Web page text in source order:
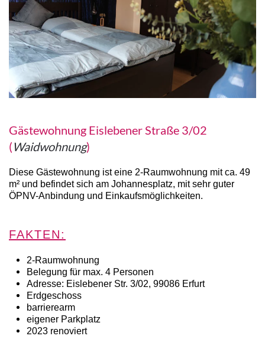
Gästewohnung Eislebener Straße 3/02
(Waidwohnung)
Diese Gästewohnung ist eine 2-Raumwohnung mit ca. 49
m² und befindet sich am Johannesplatz, mit sehr guter
ÖPNV-Anbindung und Einkaufsmöglichkeiten.
FAKTEN:
2-Raumwohnung
Belegung für max. 4 Personen
Adresse: Eislebener Str. 3/02, 99086 Erfurt
Erdgeschoss
barrierearm
eigener Parkplatz
2023 renoviert